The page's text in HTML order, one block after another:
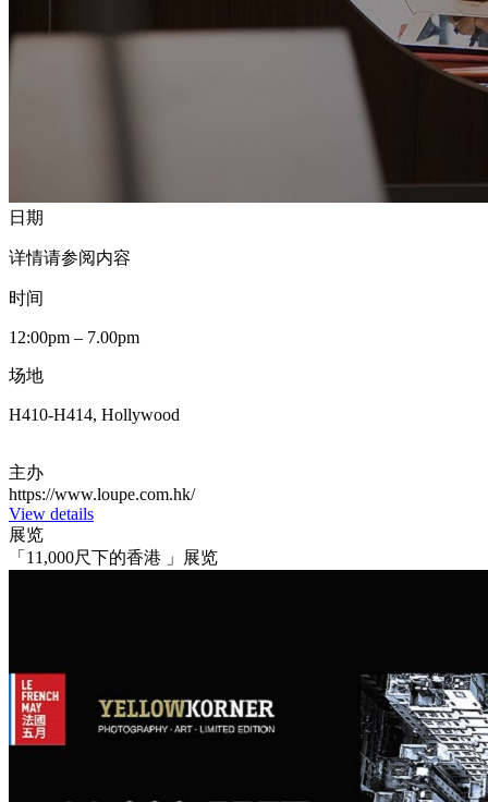
日期
详情请参阅内容
时间
12:00pm – 7.00pm
场地
H410-H414, Hollywood
主办
https://www.loupe.com.hk/
View details
展览
「11,000尺下的香港 」展览